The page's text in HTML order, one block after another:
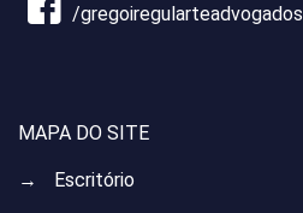
/gregoiregularteadvogados
MAPA DO SITE
→ Escritório